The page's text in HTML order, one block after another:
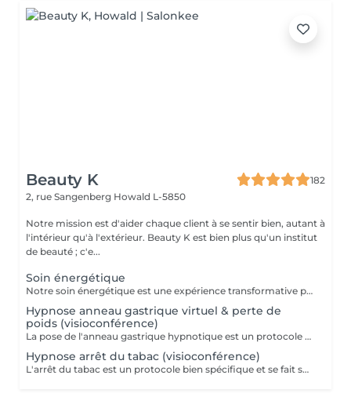
Beauty K
182
2, rue Sangenberg Howald L-5850
Notre mission est d'aider chaque client à se sentir bien, autant à
l'intérieur qu'à l'extérieur. Beauty K est bien plus qu'un institut
de beauté ; c'e...
Soin énergétique
Notre soin énergétique est une expérience transformative pour libérer blocages et tensions, tout en cultivant une paix intérieure profonde. Ce traitement unique agit sur les énergies environnantes et utilise des techniques éprouvées pour harmoniser l'énergie vitale de votre corps. Avec une approche holistique, nous ciblons les déséquilibres énergétiques qui influent sur votre santé physique et émotionnelle. Basée sur l'interaction avec les champs énergétiques, cette méthode restaure l'équilibre entre corps, esprit et âme. Ce soin, apaisant et régénérant, stimule vos capacités naturelles d'auto-guérison, renforçant vitalité et clarté mentale. Idéal pour se sentir revitalisé, allégé du quotidien, et en harmonie avec soi-même.
Hypnose anneau gastrique virtuel & perte de
poids (visioconférence)
La pose de l'anneau gastrique hypnotique est un protocole bien spécifique et se fait sur 4 séances. Une séance de suivi est également comprise dans le forfait. L'anneau gastrique hypnotique sera bénéfique pour quiconque a un surpoids de 10kg ou plus. La solution hypnotique vous permet de perdre vos kilos en trop sans passer par la case chirurgie chère et dangereuse. Grâce à l'anneau gastrique hypnotique, vous créez un rapport différent avec la nourriture afin de changer vos habitudes alimentaires durablement. Plus d'informations sur : http://jgchypnose.com
Hypnose arrêt du tabac (visioconférence)
L'arrêt du tabac est un protocole bien spécifique et se fait sur 4 séances. Une séance de suivi est également comprise dans le forfait. Motivé à vous libérer du tabac ? Agissez, reprenez votre vie en main et libérez-vous de ces comportements automatiques. Grâce aux suggestions mentales, l'hypnose offre des résultats spectaculaires.